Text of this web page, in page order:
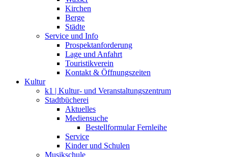
Kirchen
Berge
Städte
Service und Info
Prospektanforderung
Lage und Anfahrt
Touristikverein
Kontakt & Öffnungszeiten
Kultur
k1 | Kultur- und Veranstaltungszentrum
Stadtbücherei
Aktuelles
Mediensuche
Bestellformular Fernleihe
Service
Kinder und Schulen
Musikschule